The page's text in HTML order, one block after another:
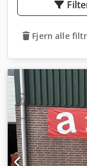
Fjern alle